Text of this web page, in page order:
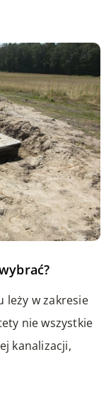
leży w zakresie
nie wszystkie
kanalizacji,